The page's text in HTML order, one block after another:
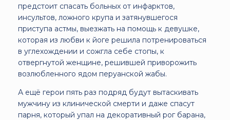
предстоит спасать больных от инфарктов,
инсультов, ложного крупа и затянувшегося
приступа астмы, выезжать на помощь к девушке,
которая из любви к йоге решила потренироваться
в углехождении и сожгла себе стопы, к
отвергнутой женщине, решившей приворожить
возлюбленного ядом перуанской жабы.
А ещё герои пять раз подряд будут вытаскивать
мужчину из клинической смерти и даже спасут
парня, который упал на декоративный рог барана,